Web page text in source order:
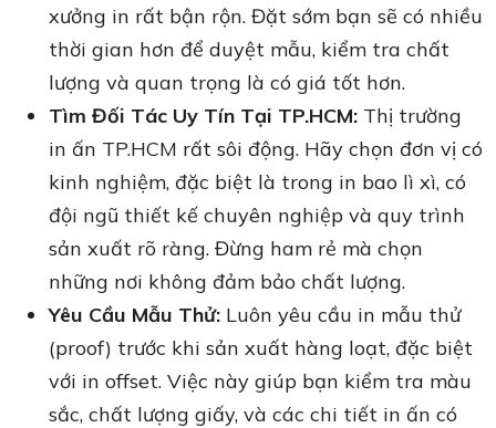
xưởng in rất bận rộn. Đặt sớm bạn sẽ có nhiều
thời gian hơn để duyệt mẫu, kiểm tra chất
lượng và quan trọng là có giá tốt hơn.
Tìm Đối Tác Uy Tín Tại TP.HCM: Thị trường
in ấn TP.HCM rất sôi động. Hãy chọn đơn vị có
kinh nghiệm, đặc biệt là trong in bao lì xì, có
đội ngũ thiết kế chuyên nghiệp và quy trình
sản xuất rõ ràng. Đừng ham rẻ mà chọn
những nơi không đảm bảo chất lượng.
Yêu Cầu Mẫu Thử: Luôn yêu cầu in mẫu thử
(proof) trước khi sản xuất hàng loạt, đặc biệt
với in offset. Việc này giúp bạn kiểm tra màu
sắc, chất lượng giấy, và các chi tiết in ấn có